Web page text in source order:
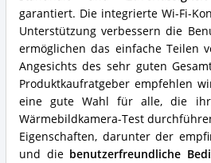
garantiert. Die integrierte Wi-Fi-
Unterstützung verbessern die
ermöglichen das einfache Teilen
Angesichts des sehr guten
Produktkaufratgeber empfehlen
eine gute Wahl für alle, die
Wärmebildkamera-Test
Eigenschaften, darunter der
und die benutzerfreundliche